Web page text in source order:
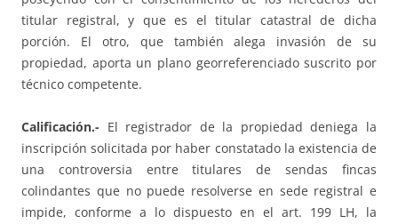
titular registral, y que es el titular catastral de dicha
porción. El otro, que también alega invasión de su
propiedad, aporta un plano georreferenciado suscrito por
técnico competente.
Calificación.- El registrador de la propiedad deniega la
inscripción solicitada por haber constatado la existencia de
una controversia entre titulares de sendas fincas
colindantes que no puede resolverse en sede registral e
impide, conforme a lo dispuesto en el art. 199 LH, la